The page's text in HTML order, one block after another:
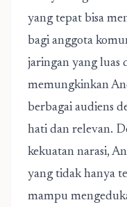
yang tepat bisa
bagi anggota
jaringan yang luas
memungkinkan
berbagai audiens
hati dan relevan.
kekuatan narasi,
yang tidak hanya
mampu